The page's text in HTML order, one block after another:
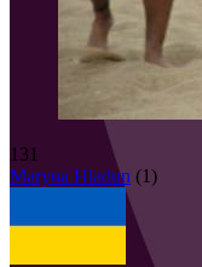
131
Maryna Hladun (1)